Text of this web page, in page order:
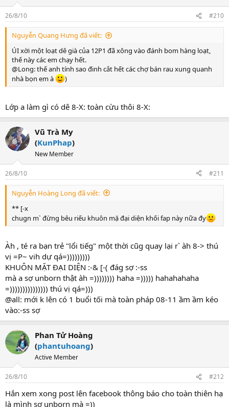
26/8/10 #210
Nguyễn Quang Hưng đã viết:
ÚI xời một loạt dê già của 12P1 đã xông vào đánh bom hàng loạt,
thế này các em chạy hết.
@Long: thế anh tính sao đinh cắt hết các chợ bán rau xung quanh
nhà bọn em à
)
Lớp a làm gì có dê 8-X: toàn cừu thôi 8-X:
Vũ Trà My
(KunPhap)
New Member
26/8/10 #211
Nguyễn Hoàng Long đã viết:
** [-x
chugn m` đừng bêu riếu khuôn mặ đại diện khối fap này nữa đy
Àh , té ra bạn trẻ "lổi tiếg" một thời cũg quay lại r` àh 8-> thú
vị =P~ vih dự qá=)))))))))
KHUÔN MẶT ĐẠI DIỆN :-& [-( đág sợ :-ss
mà a sợ unborn thật àh =)))))))) haha =))))) hahahahaha
=))))))))))))))) thú vị qá=)))
@all: mới k lên có 1 buổi tối mà toàn pháp 08-11 ầm ầm kéo
vào:-ss sợ
Phan Tử Hoàng
(phantuhoang)
Active Member
26/8/10 #212
Hắn xem xong post lên facebook thông báo cho toàn thiên hạ
là mình sợ unborn mà =))